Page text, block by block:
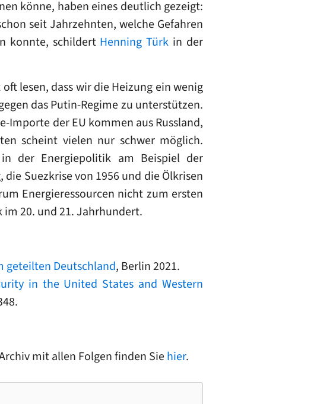
könne, haben eines deutlich gezeigt:
seit Jahrzehnten, welche Gefahren
konnte, schildert Henning Türk in der
lesen, dass wir die Heizung ein wenig
das Putin-Regime zu unterstützen.
Importe der EU kommen aus Russland,
scheint vielen nur schwer möglich.
der Energiepolitik am Beispiel der
Suezkrise von 1956 und die Ölkrisen
Energieressourcen nicht zum ersten
20. und 21. Jahrhundert.
geteilten Deutschland, Berlin 2021.
in the United States and Western
mit allen Folgen finden Siehier.